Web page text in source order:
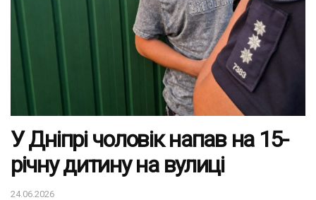
У Дніпрі чоловік напав на 15-
річну дитину на вулиці
24.06.2026